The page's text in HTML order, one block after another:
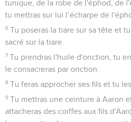
tunique, de la robe de l'éphod, de
tu mettras sur lui l’écharpe de
6 Tu poseras la tiare sur sa tête et
sacré sur la tiare.
7 Tu prendras l'huile d'onction, tu
le consacreras par onction.
8 Tu feras approcher ses fils et tu
9 Tu mettras une ceinture à Aaron
attacheras des coiffes aux fils